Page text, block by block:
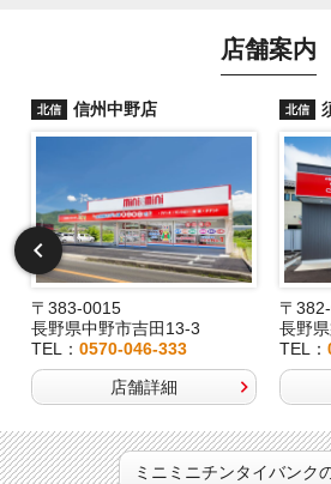
店舗案内
北信 信州中野店
〒383-0015
長野県中野市吉田13-3
TEL： 0570-046-333
店舗詳細
北信
〒
長野
TEL：
ミニミニチンタイバンク